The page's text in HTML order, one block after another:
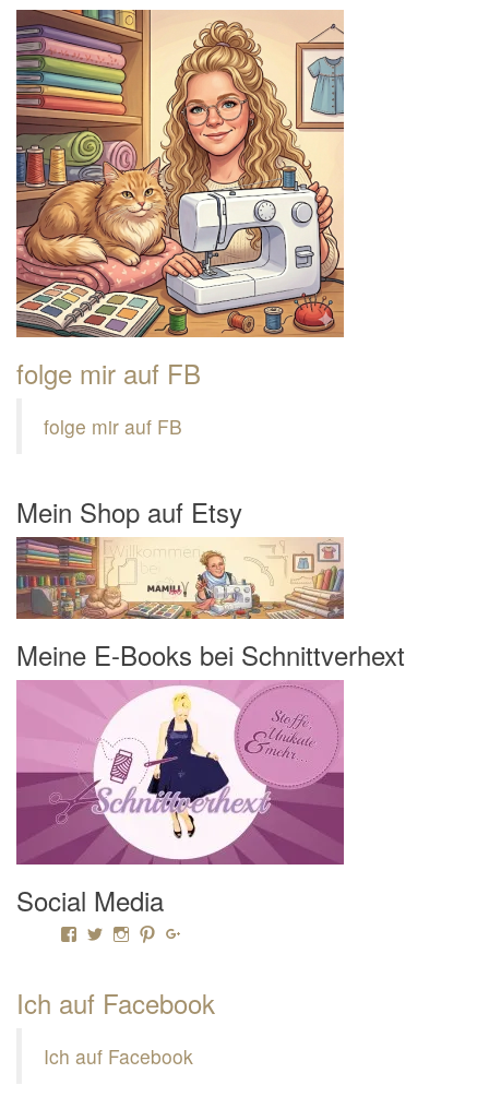
folge mir auf FB
folge mir auf FB
Mein Shop auf Etsy
Meine E-Books bei Schnittverhext
Social Media
Profil von Mamili1910 auf Facebook anzeigen
Profil von Mamili1910 auf Twitter anzeigen
Profil von Mamili1910 auf Instagram anzeigen
Profil von Mamili1910 auf Pinterest anzeigen
Ich auf Facebook
Ich auf Facebook